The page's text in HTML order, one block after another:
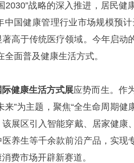
2030”战略的深入推进，居民
中国健康管理行业市场规模预
高于传统医疗领域。今年启动
全面普及健康生活方式。
际健康生活方式展应势而生。作
来”为主题，聚焦“全生命周期健
展区引入智能穿戴、居家健康
医养生等千余款前沿产品，实
费市场开辟新赛道。